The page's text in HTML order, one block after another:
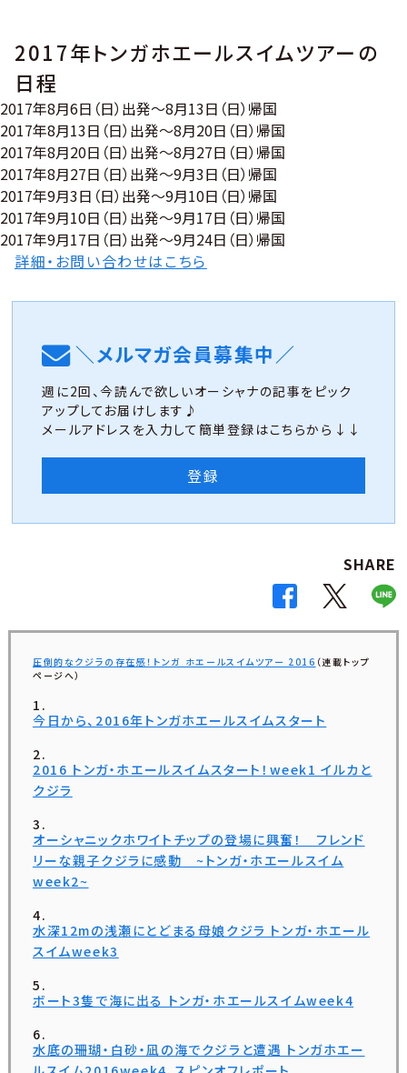
2017年トンガホエールスイムツアーの
日程
2017年8月6日（日）出発〜8月13日（日）帰国
2017年8月13日（日）出発〜8月20日（日）帰国
2017年8月20日（日）出発〜8月27日（日）帰国
2017年8月27日（日）出発〜9月3日（日）帰国
2017年9月3日（日）出発〜9月10日（日）帰国
2017年9月10日（日）出発〜9月17日（日）帰国
2017年9月17日（日）出発〜9月24日（日）帰国
詳細・お問い合わせはこちら
＼メルマガ会員募集中／
週に2回、今読んで欲しいオーシャナの記事をピック
アップしてお届けします♪
メールアドレスを入力して簡単登録はこちらから↓↓
登録
SHARE
圧倒的なクジラの存在感！トンガ ホエールスイムツアー 2016 （連載トップ
ページへ）
今日から、2016年トンガホエールスイムスタート
2016 トンガ・ホエールスイムスタート！week1 イルカと
クジラ
オーシャニックホワイトチップの登場に興奮！ フレンド
リーな親子クジラに感動 ~トンガ・ホエールスイム
week2~
水深12mの浅瀬にとどまる母娘クジラ トンガ・ホエール
スイムweek3
ボート3隻で海に出る トンガ・ホエールスイムweek4
水底の珊瑚・白砂・凪の海でクジラと遭遇 トンガホエー